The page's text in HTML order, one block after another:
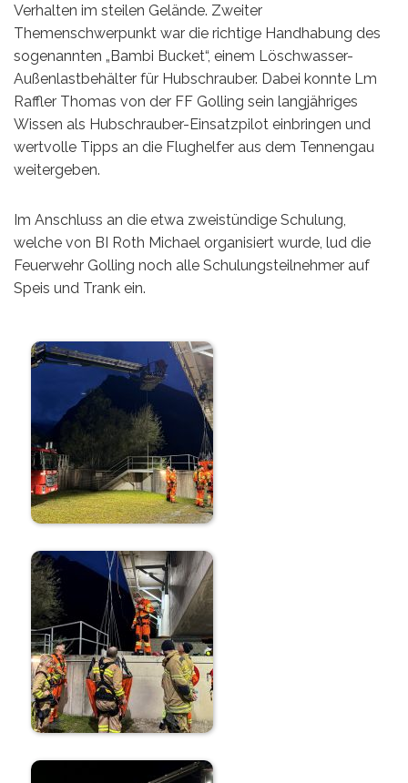
Verhalten im steilen Gelände. Zweiter
Themenschwerpunkt war die richtige Handhabung des
sogenannten „Bambi Bucket“, einem Löschwasser-
Außenlastbehälter für Hubschrauber. Dabei konnte Lm
Raffler Thomas von der FF Golling sein langjähriges
Wissen als Hubschrauber-Einsatzpilot einbringen und
wertvolle Tipps an die Flughelfer aus dem Tennengau
weitergeben.
Im Anschluss an die etwa zweistündige Schulung,
welche von BI Roth Michael organisiert wurde, lud die
Feuerwehr Golling noch alle Schulungsteilnehmer auf
Speis und Trank ein.